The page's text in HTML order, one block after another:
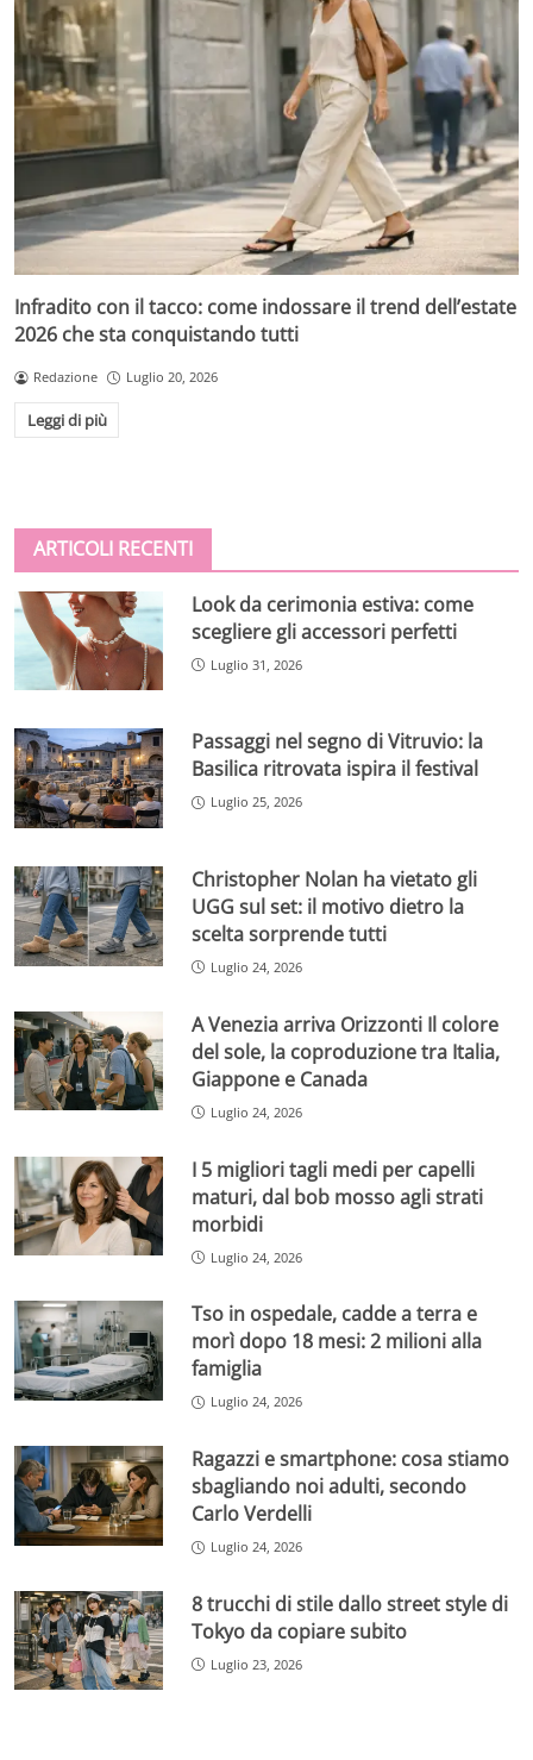
Infradito con il tacco: come indossare il trend dell’estate
2026 che sta conquistando tutti
Redazione Luglio 20, 2026
Leggi di più
ARTICOLI RECENTI
Look da cerimonia estiva: come
scegliere gli accessori perfetti
Luglio 31, 2026
Passaggi nel segno di Vitruvio: la
Basilica ritrovata ispira il festival
Luglio 25, 2026
Christopher Nolan ha vietato gli
UGG sul set: il motivo dietro la
scelta sorprende tutti
Luglio 24, 2026
A Venezia arriva Orizzonti Il colore
del sole, la coproduzione tra Italia,
Giappone e Canada
Luglio 24, 2026
I 5 migliori tagli medi per capelli
maturi, dal bob mosso agli strati
morbidi
Luglio 24, 2026
Tso in ospedale, cadde a terra e
morì dopo 18 mesi: 2 milioni alla
famiglia
Luglio 24, 2026
Ragazzi e smartphone: cosa stiamo
sbagliando noi adulti, secondo
Carlo Verdelli
Luglio 24, 2026
8 trucchi di stile dallo street style di
Tokyo da copiare subito
Luglio 23, 2026